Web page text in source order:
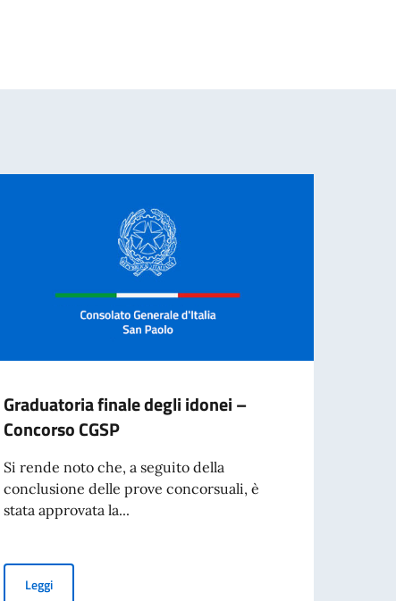
Graduatoria finale degli idonei –
Concorso CGSP
Si rende noto che, a seguito della
conclusione delle prove concorsuali, è
stata approvata la...
LeggiGraduatoria finale degli idonei – Concorso CGSP